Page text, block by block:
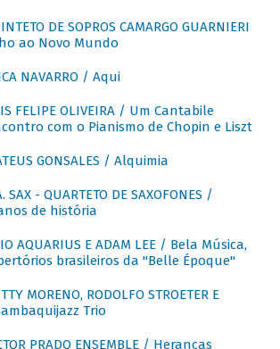
DE SOPROS CAMARGO GUARNIERI
ao Novo Mundo
NAVARRO / Aqui
FELIPE OLIVEIRA / Um Cantabile
com o Pianismo de Chopin e Liszt
GONSALES / Alquimia
SAX - QUARTETO DE SAXOFONES /
de história
AQUARIUS E ADAM LEE / Bela Música,
brasileiros da "Belle Époque"
MORENO, RODOLFO STROETER E
Trio
PRADO ENSEMBLE / Heranças